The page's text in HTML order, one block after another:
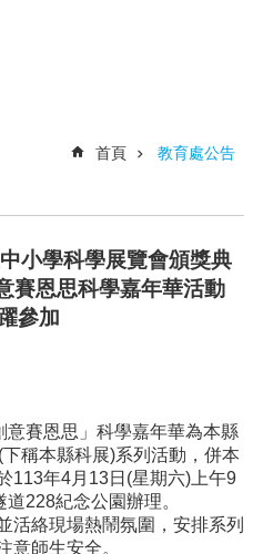
首頁 教育處公告
小學科學展覽會頒獎典
賽恩思科學嘉年華活動
參加
賽恩思」科學嘉年華為本縣
稱本縣科展)系列活動，併本
113年4月13日(星期六)上午9
228紀念公園辦理。
活絡現場熱鬧氛圍，安排系列
意師生安全。